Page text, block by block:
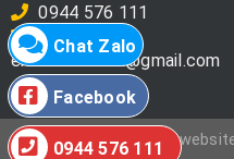
0944 576 111
emo.mart.data@gmail.com
Thiết kế
Chat Zalo
Facebook
0944 576 111